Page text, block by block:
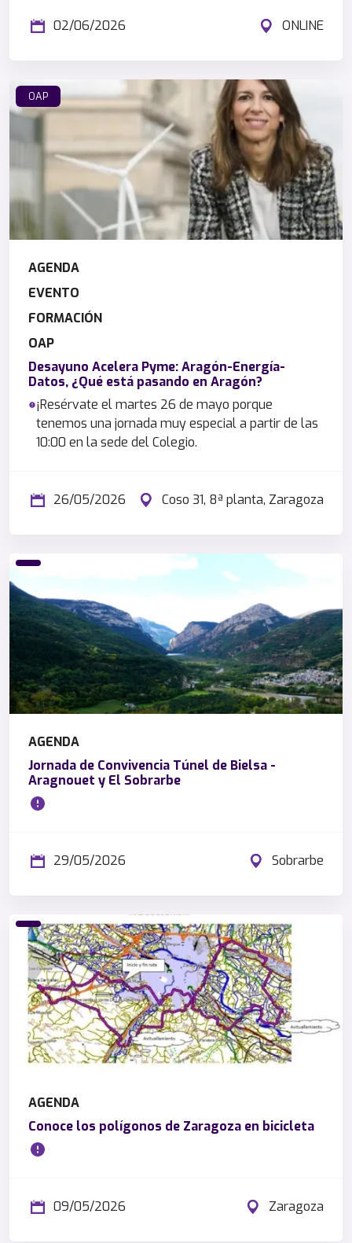
02/06/2026 ONLINE
OAP
AGENDA
EVENTO
FORMACIÓN
OAP
Desayuno Acelera Pyme: Aragón-Energía-
Datos, ¿Qué está pasando en Aragón?
¡Resérvate el martes 26 de mayo porque
tenemos una jornada muy especial a partir de las
10:00 en la sede del Colegio.
26/05/2026 Coso 31, 8ª planta, Zaragoza
AGENDA
Jornada de Convivencia Túnel de Bielsa -
Aragnouet y El Sobrarbe
29/05/2026 Sobrarbe
AGENDA
Conoce los polígonos de Zaragoza en bicicleta
09/05/2026 Zaragoza